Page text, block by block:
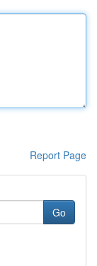
Report Page
Go